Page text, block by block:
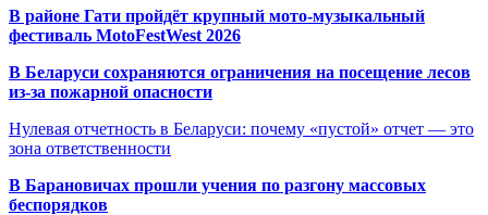
В районе Гати пройдёт крупный мото-музыкальный
фестиваль MotoFestWest 2026
В Беларуси сохраняются ограничения на посещение лесов
из-за пожарной опасности
Нулевая отчетность в Беларуси: почему «пустой» отчет — это
зона ответственности
В Барановичах прошли учения по разгону массовых
беспорядков